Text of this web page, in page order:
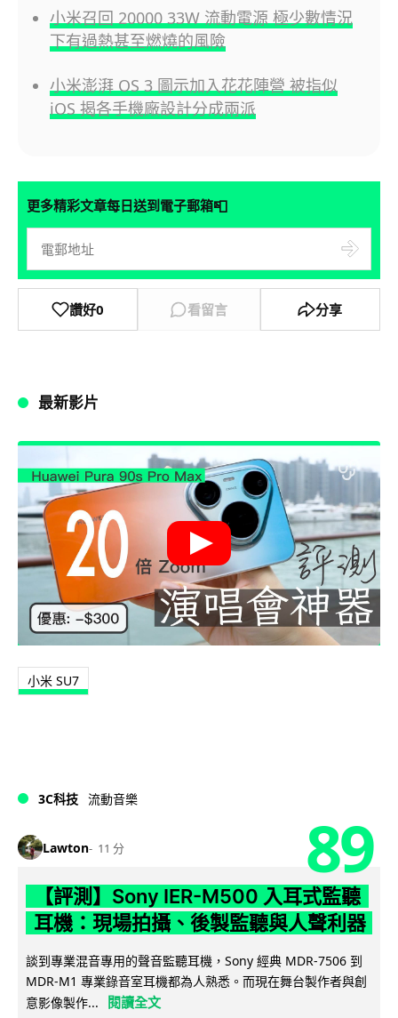
小米召回 20000 33W 流動電源 極少數情況
下有過熱甚至燃燒的風險
小米澎湃 OS 3 圖示加入花花陣營 被指似
iOS 揭各手機廠設計分成兩派
更多精彩文章每日送到電子郵箱📮
讚好0 看留言 分享
最新影片
小米 SU7
3C科技 流動音樂
Lawton 11 分 89
【評測】Sony IER-M500 入耳式監聽
耳機：現場拍攝、後製監聽與人聲利器
談到專業混音專用的聲音監聽耳機，Sony 經典 MDR-7506 到
MDR-M1 專業錄音室耳機都為人熟悉。而現在舞台製作者與創
意影像製作...
閱讀全文